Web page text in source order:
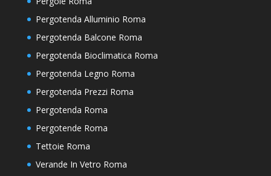
Pergotenda Alluminio Roma
Pergotenda Balcone Roma
Pergotenda Bioclimatica Roma
Pergotenda Legno Roma
Pergotenda Prezzi Roma
Pergotenda Roma
Pergotende Roma
Tettoie Roma
Verande In Vetro Roma